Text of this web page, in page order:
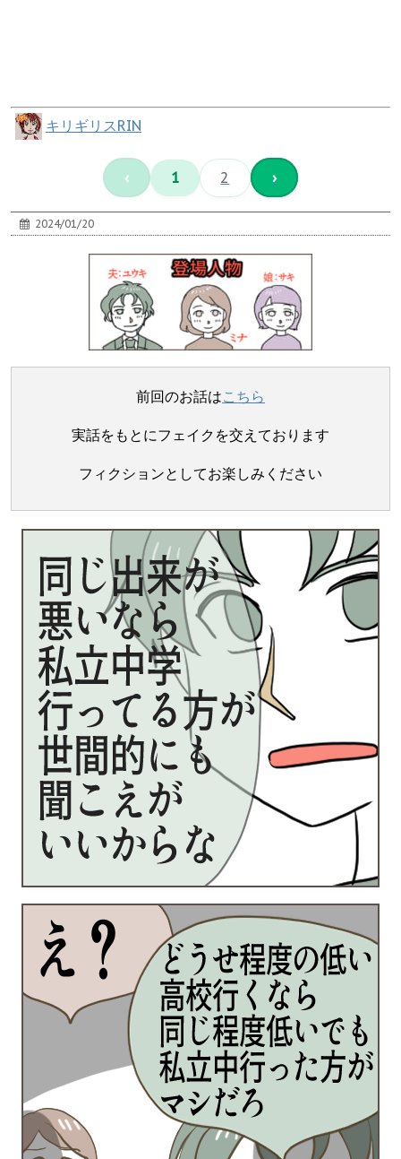
キリギリスRIN
‹ 1 2 ›
2024/01/20
前回のお話はこちら
実話をもとにフェイクを交えております
フィクションとしてお楽しみください